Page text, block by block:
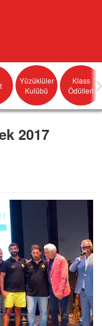
Yüzüklüler
Kulübü
Klass
Ödülleri
2017